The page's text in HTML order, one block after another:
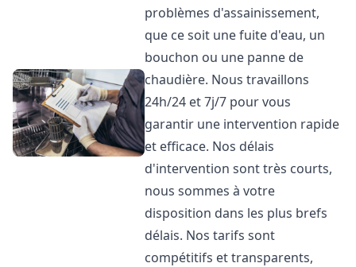
problèmes d'assainissement,
que ce soit une fuite d'eau, un
bouchon ou une panne de
chaudière. Nous travaillons
24h/24 et 7j/7 pour vous
garantir une intervention rapide
et efficace. Nos délais
d'intervention sont très courts,
nous sommes à votre
disposition dans les plus brefs
délais. Nos tarifs sont
compétitifs et transparents,